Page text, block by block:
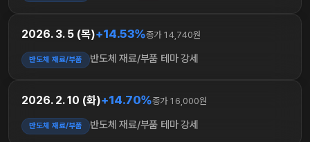
2026. 3. 5 (목)+14.53%종가 14,740원
반도체 재료/부품 반도체 재료/부품 테마 강세
2026. 2. 10 (화)+14.70%종가 16,000원
반도체 재료/부품 반도체 재료/부품 테마 강세